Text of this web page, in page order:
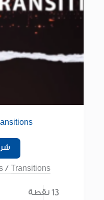
/ Transitions
13 نقطة